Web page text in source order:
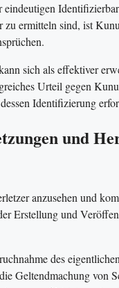
ermitteln sind, ist
sich als effektiver
Urteil gegen
Identifizierung
und
anzusehen und
Erstellung und
des
Geltendmachung von